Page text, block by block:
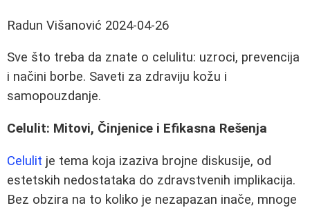
Radun Višanović 2024-04-26
Sve što treba da znate o celulitu: uzroci, prevencija
i načini borbe. Saveti za zdraviju kožu i
samopouzdanje.
Celulit: Mitovi, Činjenice i Efikasna Rešenja
Celulit je tema koja izaziva brojne diskusije, od
estetskih nedostataka do zdravstvenih implikacija.
Bez obzira na to koliko je nezapazan inače, mnoge